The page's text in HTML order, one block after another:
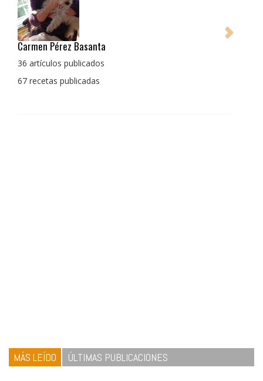
Pedro Manuel Collado Cruz
La cocina para mi es producto bien tratado sin
con un toque diferente